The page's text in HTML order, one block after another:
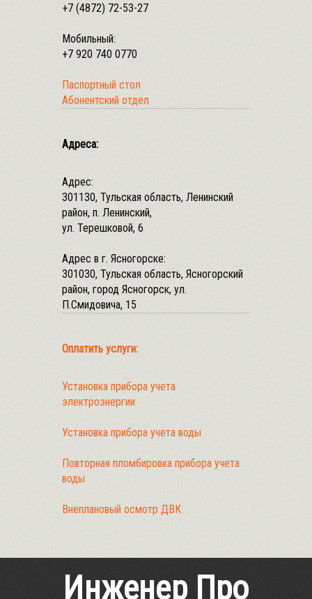
+7 (4872) 72-53-27
Мобильный:
+7 920 740 0770
Паспортный стол
Абонентский отдел
Адреса:
Адрес:
301130, Тульская область, Ленинский
район, п. Ленинский,
ул. Терешковой, 6
Адрес в г. Ясногорске:
301030, Тульская область, Ясногорский
район, город Ясногорск, ул.
П.Смидовича, 15
Оплатить услуги:
Установка прибора учета
электроэнергии
Установка прибора учета воды
Повторная пломбировка прибора учета
воды
Внеплановый осмотр ДВК
Инженер Про